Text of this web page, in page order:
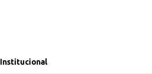
Institucional